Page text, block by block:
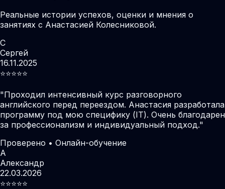
Реальные истории успехов, оценки и мнения о
занятиях с Анастасией Колесниковой.
С
Сергей
16.11.2025
⭐️⭐️⭐️⭐️⭐️
"Проходил интенсивный курс разговорного
английского перед переездом. Анастасия разработала
программу под мою специфику (IT). Очень благодарен
за профессионализм и индивидуальный подход."
Проверено • Онлайн-обучение
А
Александр
22.03.2026
⭐️⭐️⭐️⭐️⭐️